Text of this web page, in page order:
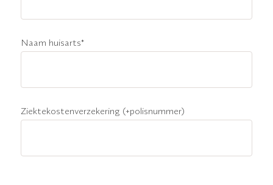
Naam huisarts*
Ziektekostenverzekering (+polisnummer)